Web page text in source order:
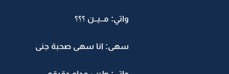
واتي: مــيــن ؟؟؟
سهى: انا سهى صحبة جنى